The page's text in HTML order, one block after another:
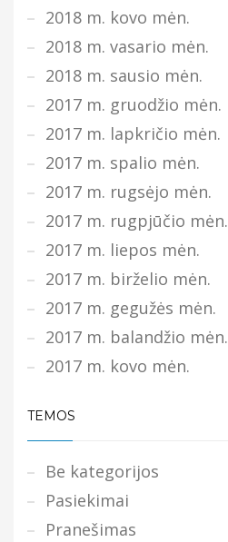
2018 m. kovo mėn.
2018 m. vasario mėn.
2018 m. sausio mėn.
2017 m. gruodžio mėn.
2017 m. lapkričio mėn.
2017 m. spalio mėn.
2017 m. rugsėjo mėn.
2017 m. rugpjūčio mėn.
2017 m. liepos mėn.
2017 m. birželio mėn.
2017 m. gegužės mėn.
2017 m. balandžio mėn.
2017 m. kovo mėn.
TEMOS
Be kategorijos
Pasiekimai
Pranešimas